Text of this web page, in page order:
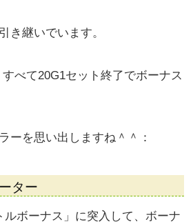
き継いでいます。
べて20G1セット終了でボーナス
ーを思い出しますね＾＾：
ター
ルボーナス」に突入して、ボーナ